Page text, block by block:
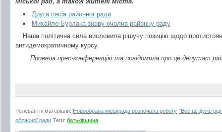
Друга сесія районної ради
Михайло Бурлака знову очолив районну раду
Наша політична сила висловила рішучу позицію щодо
антидемократичному курсу.
Провела прес-конференцію та повідомила про це депутат
Релевантні матеріали: Новообрана міськрада розпочала роботу "Все це дуже
обласної ради Теги: батьківщина